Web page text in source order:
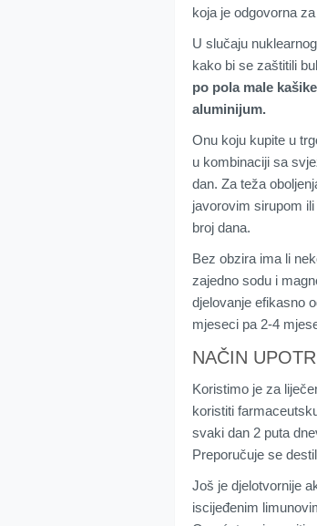
koja je odgovorna
U slučaju
kako bi se zaštitili
po pola male
aluminijum.
Onu koju kupite u
u kombinaciji sa
dan. Za teža
javorovim sirupom
broj dana.
Bez obzira ima li
zajedno sodu i
djelovanje efikasno
mjeseci pa 2-4
NAČIN
Koristimo je za
koristiti
svaki dan 2 puta
Preporučuje se
Još je djelotvornije
iscijeđenim